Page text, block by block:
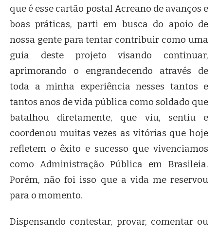
que é esse cartão postal Acreano de avanços e
boas práticas, parti em busca do apoio de
nossa gente para tentar contribuir como uma
guia deste projeto visando continuar,
aprimorando o engrandecendo através de
toda a minha experiência nesses tantos e
tantos anos de vida pública como soldado que
batalhou diretamente, que viu, sentiu e
coordenou muitas vezes as vitórias que hoje
refletem o êxito e sucesso que vivenciamos
como Administração Pública em Brasileia.
Porém, não foi isso que a vida me reservou
para o momento.
Dispensando contestar, provar, comentar ou